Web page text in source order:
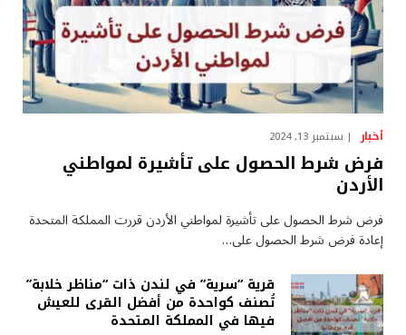
أخبار سبتمبر 13, 2024
فرض شرط الحصول على تأشيرة لمواطني
الأردن
فرض شرط الحصول على تأشيرة لمواطني الأردن قررت المملكة المتحدة
إعادة فرض شرط الحصول على…
قرية “سرية” في لندن ذات “مناظر خلابة”
تُصنف كواحدة من أفضل القرى للعيش
فيها في المملكة المتحدة